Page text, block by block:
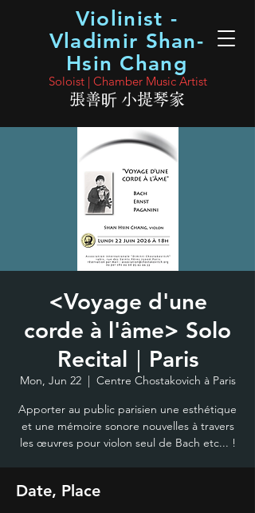
Soloist | Chamber Music Artist
張善昕 小提琴家
Violinist -
Vladimir Shan-
Hsin Chang
<Voyage d'une
corde à l'âme> Solo
Recital｜Paris
Mon, Jun 22
  |
Centre Chostakovich à Paris
Apporter au public parisien une esthétique
et une mémoire sonore nouvelles à travers
les œuvres pour violon seul de Bach etc... !
Date, Place